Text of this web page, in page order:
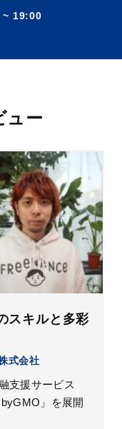
19:00
ュー
スキルと多彩
式会社
支援サービス
」を展開